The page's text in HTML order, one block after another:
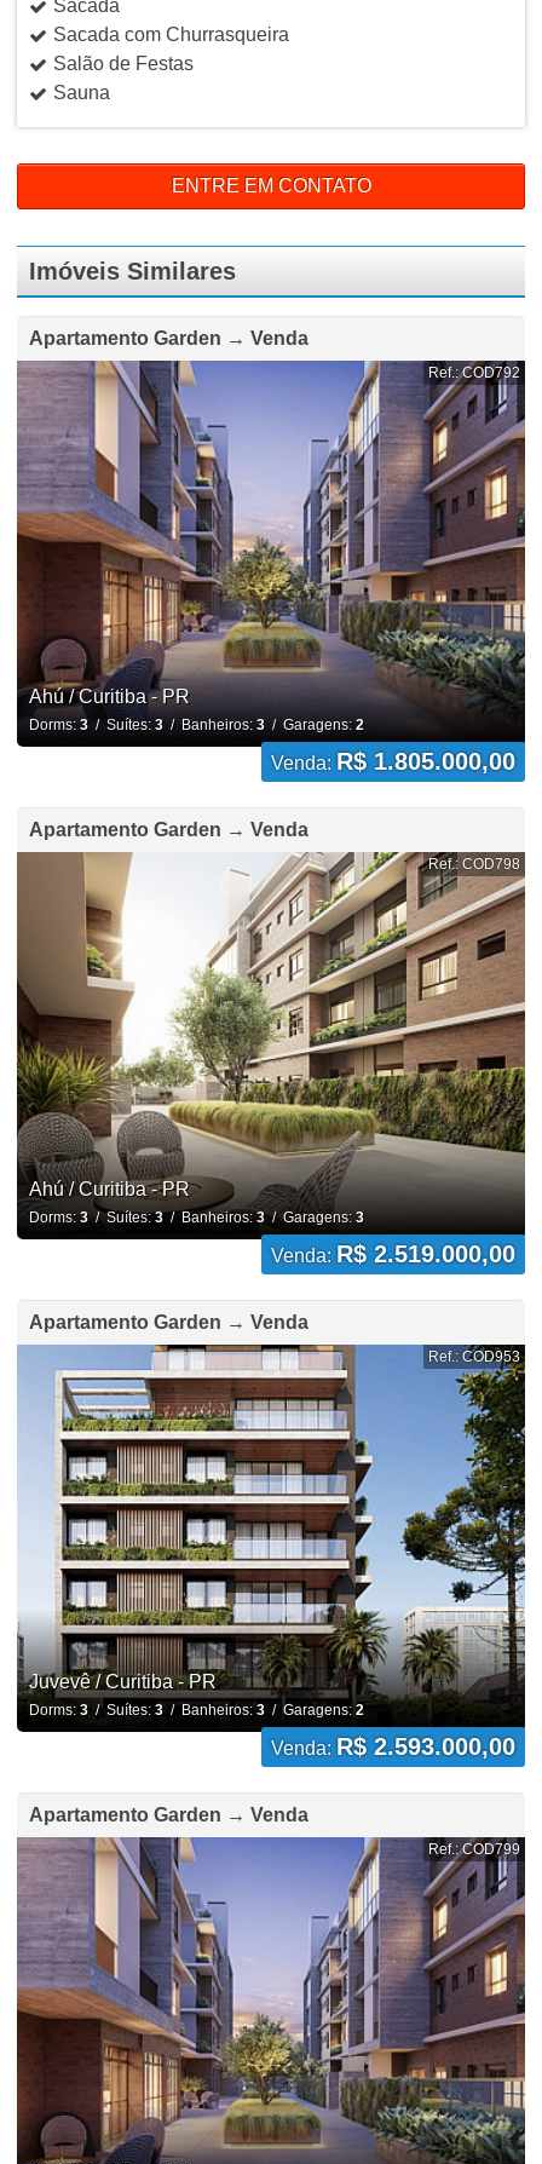
Sacada
Sacada com Churrasqueira
Salão de Festas
Sauna
ENTRE EM CONTATO
Imóveis Similares
Apartamento Garden → Venda
Ref.: COD792
Ahú / Curitiba - PR
Dorms: 3/ Suítes: 3/ Banheiros: 3/ Garagens: 2
Venda: R$ 1.805.000,00
Apartamento Garden → Venda
Ref.: COD798
Ahú / Curitiba - PR
Dorms:3/ Suítes:3/ Banheiros:3/ Garagens: 3
Venda: R$ 2.519.000,00
Apartamento Garden → Venda
Ref.: COD953
Juvevê / Curitiba - PR
Dorms: 3/ Suítes: 3/ Banheiros:3/ Garagens: 2
Venda: R$ 2.593.000,00
Apartamento Garden → Venda
Ref.: COD799